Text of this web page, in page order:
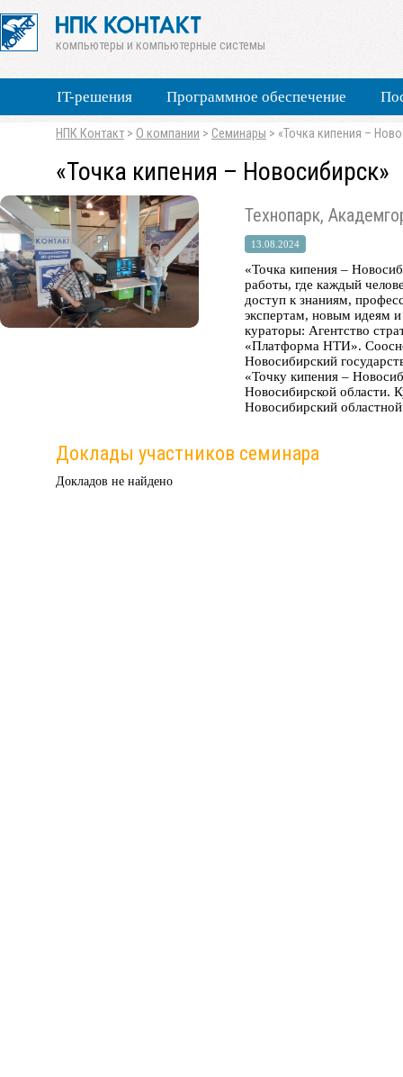
IT-решения Программное обеспечение
компьютеры и компьютерные системы
НПК Контакт > О компании > Семинары > «Точка кипения –
«Точка кипения – Новосибирск»
Технопарк,
13.08.2024
«Точка кипения –
работы, где каждый
доступ к знаниям,
экспертам, новым идеям
кураторы: Агентство
«Платформа НТИ».
Новосибирский
«Точку кипения –
Новосибирской области.
Новосибирский
Доклады участников семинара
Докладов не найдено